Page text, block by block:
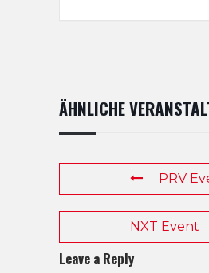
ÄHNLICHE
PRV
NXT Event
Leave a Reply